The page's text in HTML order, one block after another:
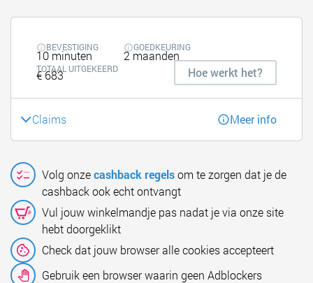
BEVESTIGING
10 minuten
GOEDKEURING
2 maanden
TOTAAL UITGEKEERD
€ 683 Hoe werkt het?
Claims Meer info
Volg onzecashback regelsom te zorgen dat je de
cashback ook echt ontvangt
Vul jouw winkelmandje pas nadat je via onze site
hebt doorgeklikt
Check dat jouw browser alle cookies accepteert
Gebruik een browser waarin geen Adblockers